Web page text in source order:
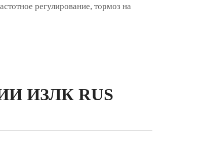
регулирование, тормоз на
ИЗЛК RUS